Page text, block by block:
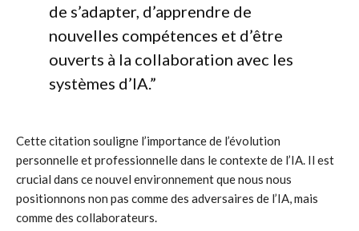
de s’adapter, d’apprendre de
nouvelles compétences et d’être
ouverts à la collaboration avec les
systèmes d’IA.”
Cette citation souligne l’importance de l’évolution
personnelle et professionnelle dans le contexte de l’IA. Il est
crucial dans ce nouvel environnement que nous nous
positionnons non pas comme des adversaires de l’IA, mais
comme des collaborateurs.